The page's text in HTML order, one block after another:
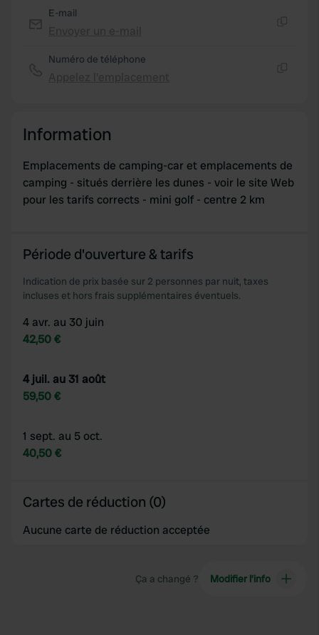
of their services.
E-mail
Numéro de téléphone
Information
Emplacements de camping-car et emplacements de
camping - situés derrière les dunes - voir le site Web
pour les tarifs corrects - mini golf - centre 2 km
Période d'ouverture & tarifs
Indication de prix basée sur 2 personnes par nuit, taxes
incluses et hors frais supplémentaires éventuels.
4 avr. au 30 juin
42,50 €
4 juil. au 31 août
59,50 €
1 sept. au 5 oct.
40,50 €
Cartes de réduction (0)
Aucune carte de réduction acceptée
Ça a changé ? Modifier l’info